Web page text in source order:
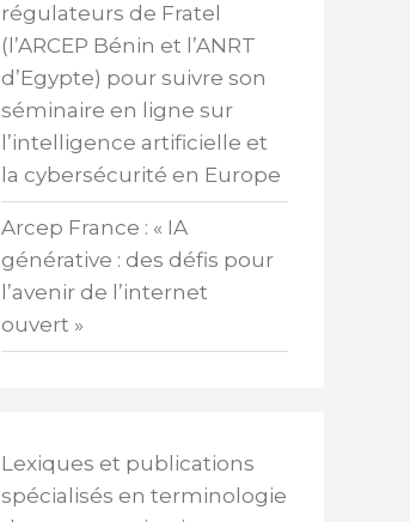
régulateurs de Fratel
(l’ARCEP Bénin et l’ANRT
d’Egypte) pour suivre son
séminaire en ligne sur
l’intelligence artificielle et
la cybersécurité en Europe
Arcep France : « IA
générative : des défis pour
l’avenir de l’internet
ouvert »
Lexiques et publications
spécialisés en terminologie